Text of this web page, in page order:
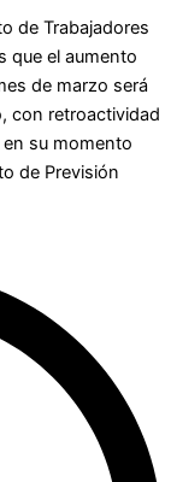
de Trabajadores
que el aumento
de marzo será
con retroactividad
su momento
de Previsión